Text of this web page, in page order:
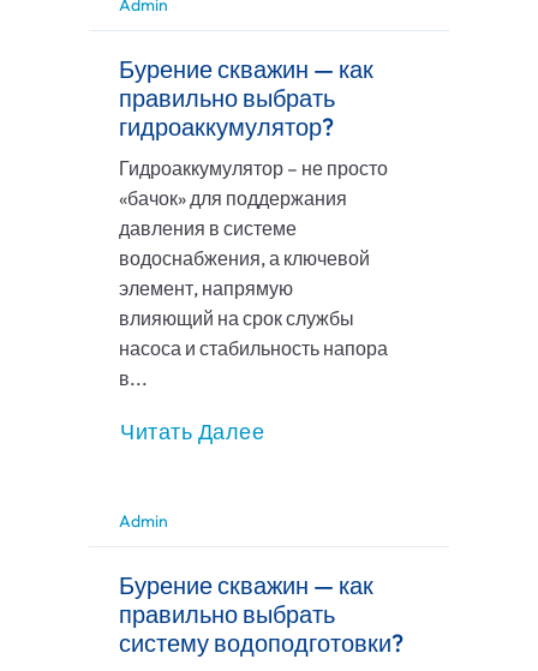
Admin
Бурение скважин — как
правильно выбрать
гидроаккумулятор?
Гидроаккумулятор – не просто
«бачок» для поддержания
давления в системе
водоснабжения, а ключевой
элемент, напрямую
влияющий на срок службы
насоса и стабильность напора
в...
Читать Далее
Admin
Бурение скважин — как
правильно выбрать
систему водоподготовки?